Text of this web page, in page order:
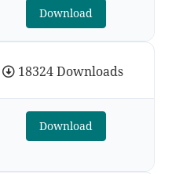
Download
18324 Downloads
Download